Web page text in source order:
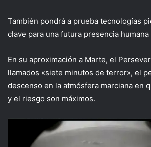
También pondrá a prueba tecnologías
clave para una futura presencia
En su aproximación a Marte, el
llamados «siete minutos de terror», el
descenso en la atmósfera marciana en
y el riesgo son máximos.